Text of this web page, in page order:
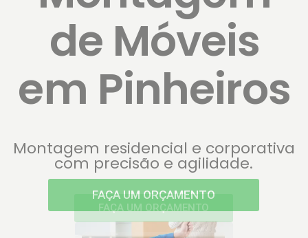
Móveis
Planejados
em Pinheiros
FAÇA UM ORÇAMENTO
Seu projeto dos sonhos com medidas
exatas e fabricação personalizada.